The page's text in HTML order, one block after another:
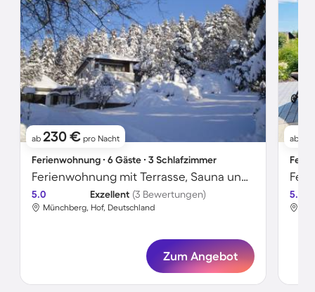
ab 230 € pro Nacht
Ferienwohnung ∙ 6 Gäste ∙ 3 Schlafzimmer
Ferienwohnung mit Terrasse, Sauna und Garten | Bergblick
5.0 Exzellent (3 Bewertungen)
Münchberg, Hof, Deutschland
Zum Angebot
ab
5.0